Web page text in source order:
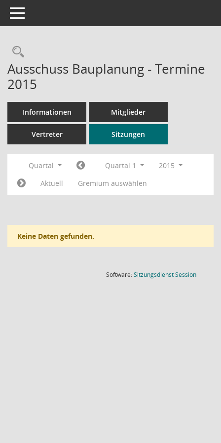
Toggle navigation
Rechercheauswahl
Ausschuss Bauplanung - Termine
2015
Informationen Mitglieder
Vertreter Sitzungen
Quartal Quartal 1
2015
Aktuell
Gremium auswählen
Keine Daten gefunden.
Software:SitzungsdienstSession(Wird in